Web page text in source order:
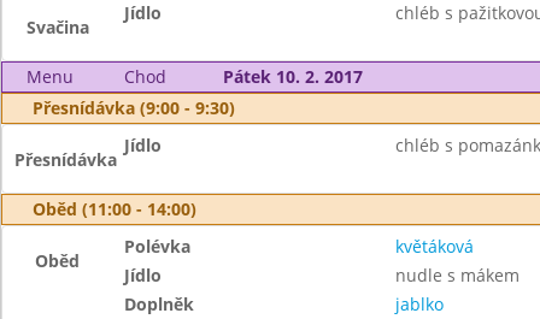
Svačina
Jídlo chléb s
Menu Chod
Pátek 10. 2. 2017
Přesnídávka (9:00 - 9:30)
Přesnídávka
Jídlo chléb s
Oběd (11:00 - 14:00)
Oběd
Polévka
květáková
Jídlo
nudle s mákem
Doplněk
jablko